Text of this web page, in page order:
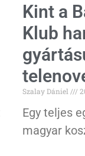
Kint a
Klub
Szalay Dániel
Egy teljes
magyar